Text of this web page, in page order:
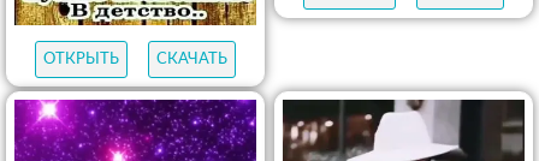
ОТКРЫТЬ СКАЧАТЬ